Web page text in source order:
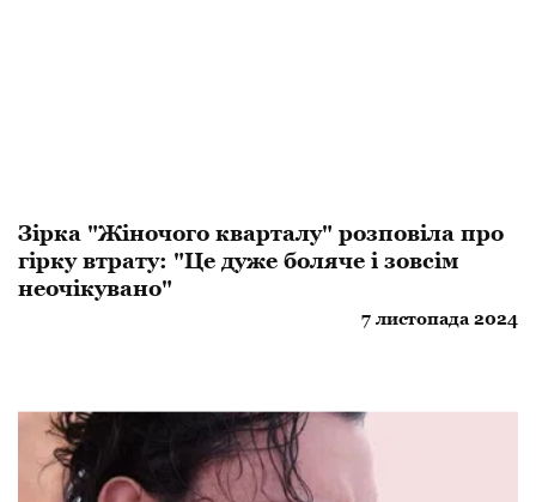
Зірка "Жіночого кварталу" розповіла про
гірку втрату: "Це дуже боляче і зовсім
неочікувано"
7 листопада 2024